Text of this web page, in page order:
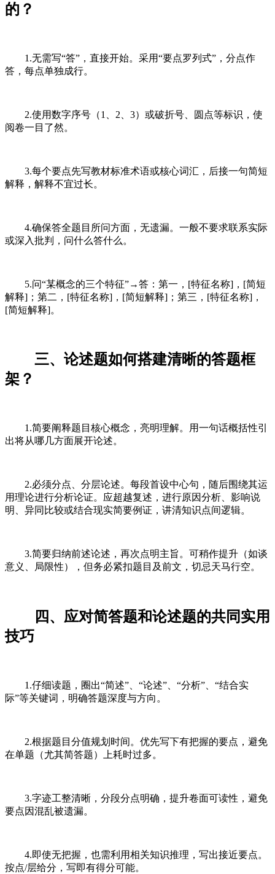
的？
1.无需写“答”，直接开始。采用“要点罗列式”，分点作
答，每点单独成行。
2.使用数字序号（1、2、3）或破折号、圆点等标识，使
阅卷一目了然。
3.每个要点先写教材标准术语或核心词汇，后接一句简短
解释，解释不宜过长。
4.确保答全题目所问方面，无遗漏。一般不要求联系实际
或深入批判，问什么答什么。
5.问“某概念的三个特征”→答：第一，[特征名称]，[简短
解释]；第二，[特征名称]，[简短解释]；第三，[特征名称]，
[简短解释]。
三、论述题如何搭建清晰的答题框
架？
1.简要阐释题目核心概念，亮明理解。用一句话概括性引
出将从哪几方面展开论述。
2.必须分点、分层论述。每段首设中心句，随后围绕其运
用理论进行分析论证。应超越复述，进行原因分析、影响说
明、异同比较或结合现实简要例证，讲清知识点间逻辑。
3.简要归纳前述论述，再次点明主旨。可稍作提升（如谈
意义、局限性），但务必紧扣题目及前文，切忌天马行空。
四、应对简答题和论述题的共同实用
技巧
1.仔细读题，圈出“简述”、“论述”、“分析”、“结合实
际”等关键词，明确答题深度与方向。
2.根据题目分值规划时间。优先写下有把握的要点，避免
在单题（尤其简答题）上耗时过多。
3.字迹工整清晰，分段分点明确，提升卷面可读性，避免
要点因混乱被遗漏。
4.即使无把握，也需利用相关知识推理，写出接近要点。
按点/层给分，写即有得分可能。